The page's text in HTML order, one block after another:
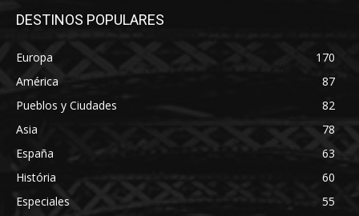
DESTINOS POPULARES
Europa
170
América
87
Pueblos y Ciudades
82
Asia
78
España
63
História
60
Especiales
55